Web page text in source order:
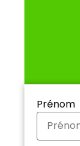
Prénom